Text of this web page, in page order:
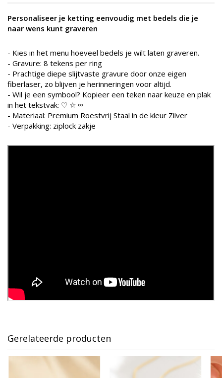
Personaliseer je ketting eenvoudig met bedels die je
naar wens kunt graveren
- Kies in het menu hoeveel bedels je wilt laten graveren.
- Gravure: 8 tekens per ring
- Prachtige diepe slijtvaste gravure door onze eigen
fiberlaser, zo blijven je herinneringen voor altijd.
- Wil je een symbool? Kopieer een teken naar keuze en plak
in het tekstvak: ♡ ☆ ∞
- Materiaal: Premium Roestvrij Staal in de kleur Zilver
- Verpakking: ziplock zakje
Gerelateerde producten